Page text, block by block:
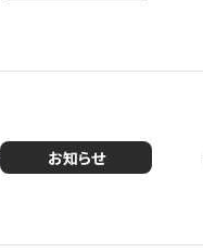
お知らせ